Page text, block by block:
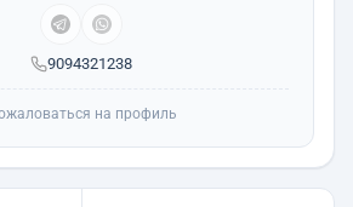
9094321238
на профиль